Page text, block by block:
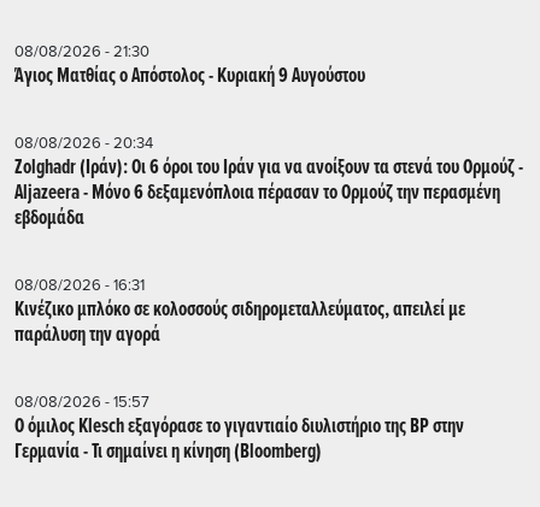
08/08/2026 - 21:30
Άγιος Ματθίας ο Απόστολος - Κυριακή 9 Αυγούστου
08/08/2026 - 20:34
Zolghadr (Ιράν): Οι 6 όροι του Ιράν για να ανοίξουν τα στενά του Ορμούζ -
Aljazeera - Mόνο 6 δεξαμενόπλοια πέρασαν το Ορμούζ την περασμένη
εβδομάδα
08/08/2026 - 16:31
Κινέζικο μπλόκο σε κολοσσούς σιδηρομεταλλεύματος, απειλεί με
παράλυση την αγορά
08/08/2026 - 15:57
Ο όμιλος Klesch εξαγόρασε το γιγαντιαίο διυλιστήριο της BP στην
Γερμανία - Τι σημαίνει η κίνηση (Βloomberg)